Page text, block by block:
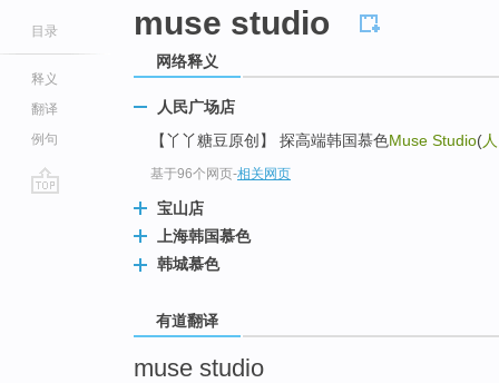
目录
释义
翻译
例句
muse studio
网络释义
人民广场店
【丫丫糖豆原创】 探高端韩国慕色Muse Studio(
基于96个网页-相关网页
宝山店
上海韩国慕色
韩城慕色
有道翻译
muse studio